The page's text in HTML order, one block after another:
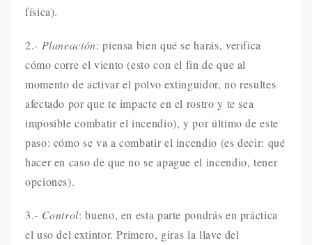
física).
2.- Planeación: piensa bien qué se harás, verifica
cómo corre el viento (esto con el fin de que al
momento de activar el polvo extinguidor, no resultes
afectado por que te impacte en el rostro y te sea
imposible combatir el incendio), y por último de este
paso: cómo se va a combatir el incendio (es decir: qué
hacer en caso de que no se apague el incendio, tener
opciones).
3.- Control: bueno, en esta parte pondrás en práctica
el uso del extintor. Primero, giras la llave del